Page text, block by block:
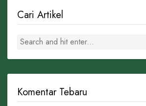
Cari Artikel
Komentar Tebaru